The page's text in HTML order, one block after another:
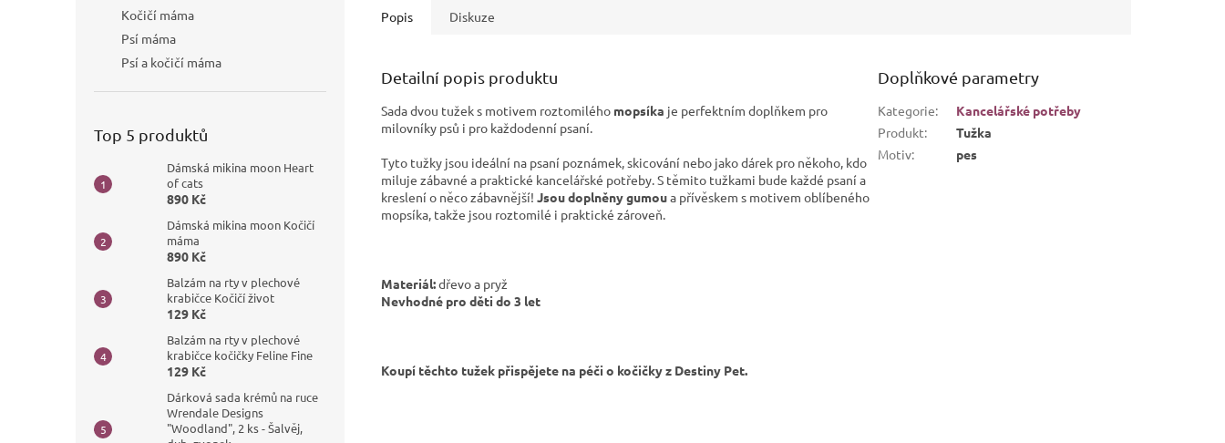
Kočičí máma
Psí máma
Psí a kočičí máma
Top 5 produktů
Dámská mikina moon Heart
of cats
890 Kč
Dámská mikina moon Kočičí
máma
890 Kč
Balzám na rty v plechové
krabičce Kočičí život
129 Kč
Balzám na rty v plechové
krabičce kočičky Feline Fine
129 Kč
Dárková sada krémů na ruce
Wrendale Designs
"Woodland", 2 ks - Šalvěj,
Popis Diskuze
Detailní popis produktu
Sada dvou tužek s motivem roztomilého mopsíka je perfektním doplňkem pro
milovníky psů i pro každodenní psaní.
Tyto tužky jsou ideální na psaní poznámek, skicování nebo jako dárek pro někoho, kdo
miluje zábavné a praktické kancelářské potřeby. S těmito tužkami bude každé psaní a
kreslení o něco zábavnější! Jsou doplněny gumoua přívěskem s motivem oblíbeného
mopsíka, takže jsou roztomilé i praktické zároveň.
Materiál:dřevo a pryž
Nevhodné pro děti do 3 let
Koupí těchto tužek přispějete na péči o kočičky z Destiny Pet.
Doplňkové parametry
Kategorie:
Kancelářské potřeby
Produkt:
Tužka
Motiv: pes